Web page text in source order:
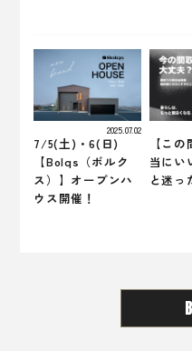
2025.07.02
7/5(土)・6(日)
【Bolqs（ボルク
ス）】オープンハ
ウス開催！
【こ
当にい
と迷っ